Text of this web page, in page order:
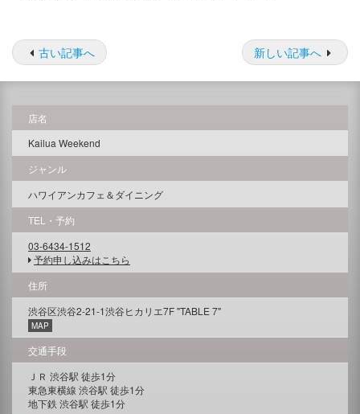
古い記事へ 新しい記事へ
店名
Kailua Weekend
ジャンル
ハワイアンカフェ＆ダイニング
TEL・予約
03-6434-1512
予約申し込みはこちら
住所
渋谷区渋谷2-21-1渋谷ヒカリエ7F "TABLE 7"
MAP
交通手段
ＪＲ 渋谷駅 徒歩1分
東急東横線 渋谷駅 徒歩1分
地下鉄 渋谷駅 徒歩1分